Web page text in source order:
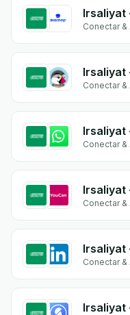
Irsaliyat
Conectar
Irsaliyat
Conectar
Irsaliyat
Conectar
Irsaliyat
Conectar
Irsaliyat
Conectar
Irsaliyat